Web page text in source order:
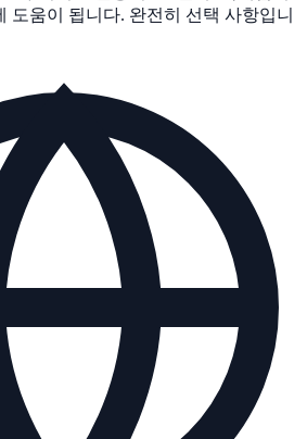
도움이 됩니다. 완전히 선택 사항입니